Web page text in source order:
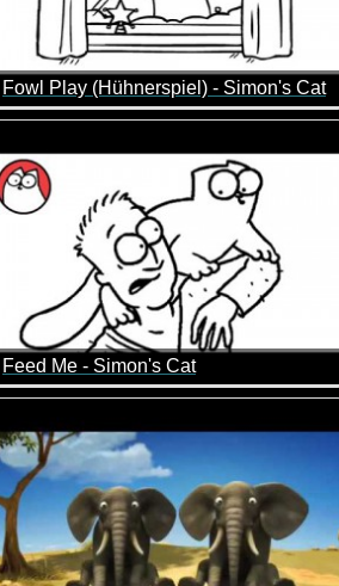
Insel. Dort erlebt das kleine
Automaten zu sein, hat sich die
Fowl Play (Hühnerspiel) - Simon's Cat
Na da würde ich mich aber auch
Echse Panik schiebt ;-)
Es kommt aber dann
Feed Me - Simon's Cat
Simons's Cat kann es mal wieder